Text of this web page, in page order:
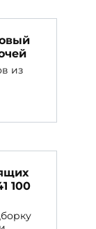
из
100